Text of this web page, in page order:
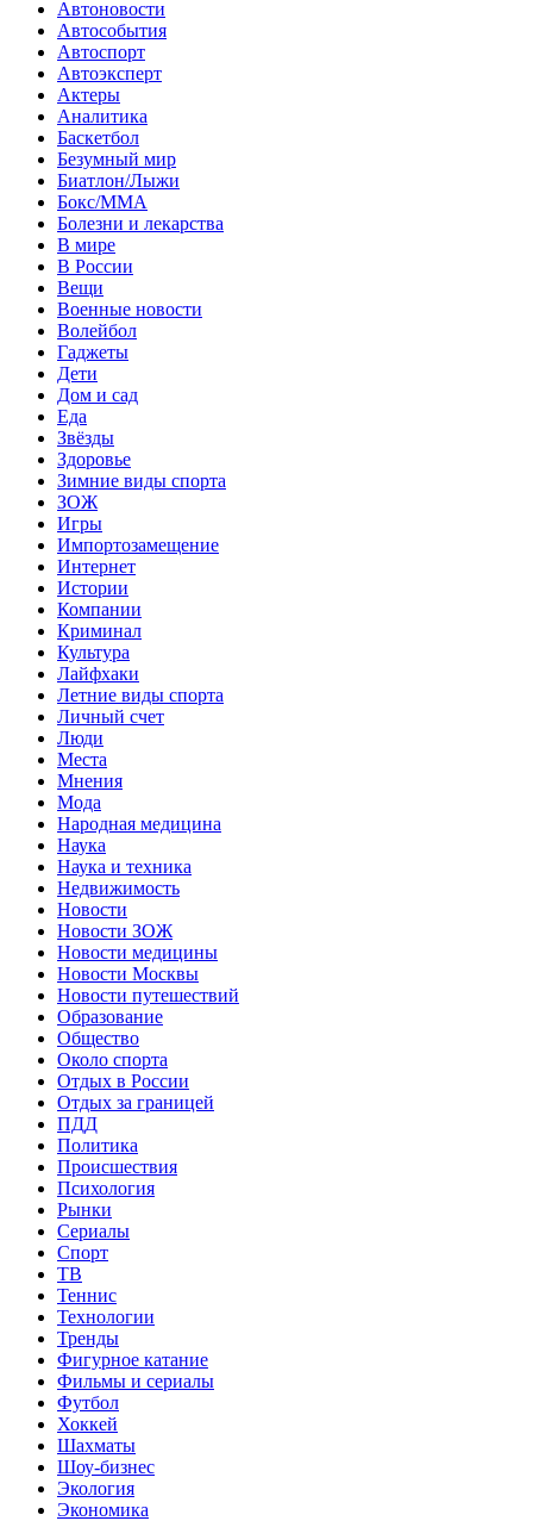
Автоновости
Автособытия
Автоспорт
Автоэксперт
Актеры
Аналитика
Баскетбол
Безумный мир
Биатлон/Лыжи
Бокс/MMA
Болезни и лекарства
В мире
В России
Вещи
Военные новости
Волейбол
Гаджеты
Дети
Дом и сад
Еда
Звёзды
Здоровье
Зимние виды спорта
ЗОЖ
Игры
Импортозамещение
Интернет
Истории
Компании
Криминал
Культура
Лайфхаки
Летние виды спорта
Личный счет
Люди
Места
Мнения
Мода
Народная медицина
Наука
Наука и техника
Недвижимость
Новости
Новости ЗОЖ
Новости медицины
Новости Москвы
Новости путешествий
Образование
Общество
Около спорта
Отдых в России
Отдых за границей
ПДД
Политика
Происшествия
Психология
Рынки
Сериалы
Спорт
ТВ
Теннис
Технологии
Тренды
Фигурное катание
Фильмы и сериалы
Футбол
Хоккей
Шахматы
Шоу-бизнес
Экология
Экономика